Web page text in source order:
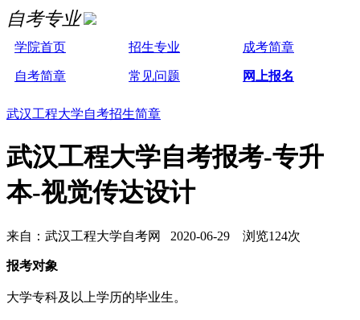
自考专业
学院首页 招生专业 成考简章
自考简章 常见问题 网上报名
武汉工程大学自考招生简章
武汉工程大学自考报考-专升
本-视觉传达设计
来自：武汉工程大学自考网 2020-06-29 浏览124次
报考对象
大学专科及以上学历的毕业生。